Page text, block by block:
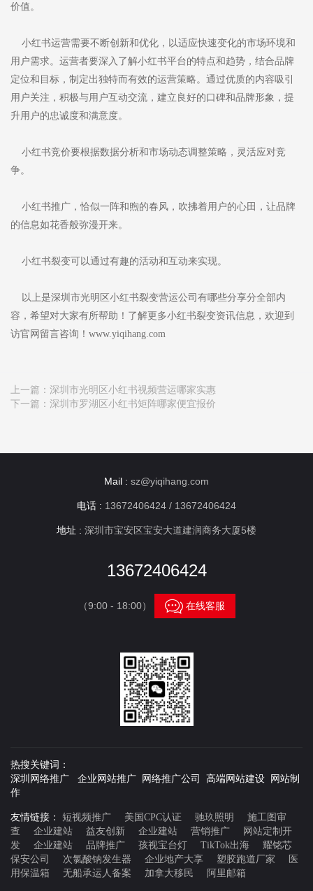
价值。
小红书运营需要不断创新和优化，以适应快速变化的市场环境和
用户需求。运营者要深入了解小红书平台的特点和趋势，结合品牌
定位和目标，制定出独特而有效的运营策略。通过优质的内容吸引
用户关注，积极与用户互动交流，建立良好的口碑和品牌形象，提
升用户的忠诚度和满意度。
小红书竞价要根据数据分析和市场动态调整策略，灵活应对竞
争。
小红书推广，恰似一阵和煦的春风，吹拂着用户的心田，让品牌
的信息如花香般弥漫开来。
小红书裂变可以通过有趣的活动和互动来实现。
以上是深圳市光明区小红书裂变营运公司有哪些分享分全部内
容，希望对大家有所帮助！了解更多小红书裂变资讯信息，欢迎到
访官网留言咨询！www.yiqihang.com
上一篇： 深圳市光明区小红书视频营运哪家实惠
下一篇： 深圳市罗湖区小红书矩阵哪家便宜报价
Mail : sz@yiqihang.com
电话 : 13672406424 / 13672406424
地址 : 深圳市宝安区宝安大道建润商务大厦5楼
13672406424
（9:00 - 18:00） 在线客服
热搜关键词：
深圳网络推广 企业网站推广 网络推广公司 高端网站建设 网站制
作
友情链接： 短视频推广 美国CPC认证 驰玖照明
施工图审
查
企业建站 益友创新 企业建站 营销推广
网站定制开
发
企业建站 品牌推广 孩视宝台灯 TikTok出海
耀铭芯
保安公司
次氯酸钠发生器 企业地产大享 塑胶跑道厂家
医
用保温箱
无船承运人备案 加拿大移民 阿里邮箱